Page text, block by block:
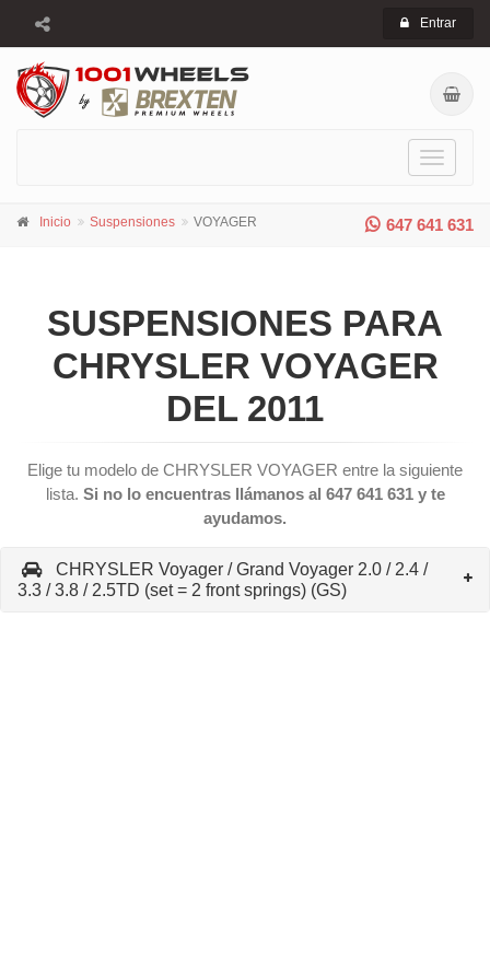
Entrar
Toggle
647 641 631
Inicio Suspensiones VOYAGER
SUSPENSIONES PARA
CHRYSLER VOYAGER
DEL 2011
Elige tu modelo de CHRYSLER VOYAGER entre la siguiente
lista. Si no lo encuentras llámanos al 647 641 631 y te
ayudamos.
CHRYSLER Voyager / Grand Voyager 2.0 / 2.4 /
3.3 / 3.8 / 2.5TD (set = 2 front springs) (GS)